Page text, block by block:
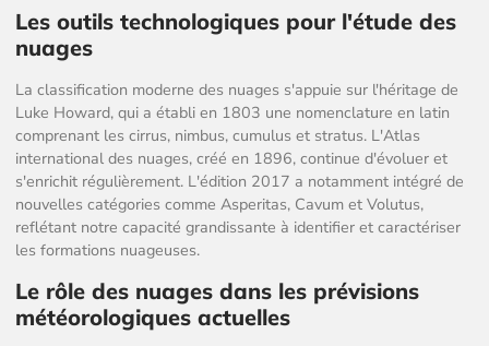
Les outils technologiques pour l'étude des
nuages
La classification moderne des nuages s'appuie sur l'héritage de
Luke Howard, qui a établi en 1803 une nomenclature en latin
comprenant les cirrus, nimbus, cumulus et stratus. L'Atlas
international des nuages, créé en 1896, continue d'évoluer et
s'enrichit régulièrement. L'édition 2017 a notamment intégré de
nouvelles catégories comme Asperitas, Cavum et Volutus,
reflétant notre capacité grandissante à identifier et caractériser
les formations nuageuses.
Le rôle des nuages dans les prévisions
météorologiques actuelles